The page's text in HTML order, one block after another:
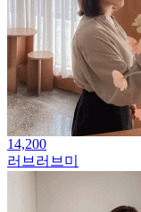
14,200
러브러브미